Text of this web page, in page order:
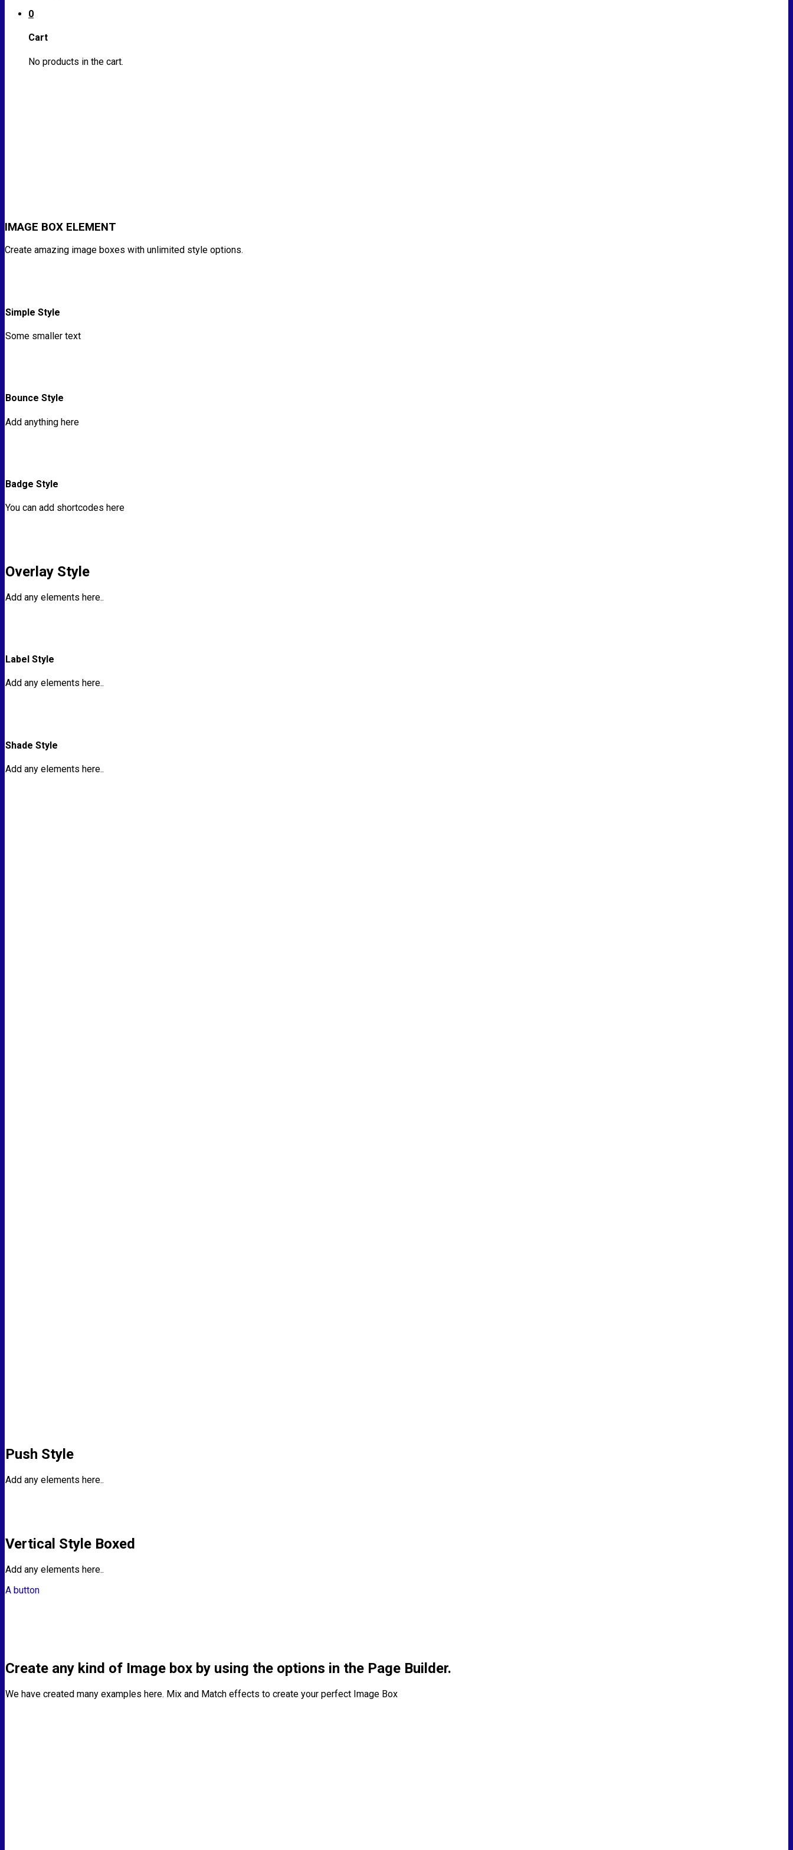
0
Cart
No products in the cart.
IMAGE BOX ELEMENT
Create amazing image boxes with unlimited style options.
Simple Style
Some smaller text
Bounce Style
Add anything here
Badge Style
You can add shortcodes here
Overlay Style
Add any elements here..
Label Style
Add any elements here..
Shade Style
Add any elements here..
Push Style
Add any elements here..
Vertical Style Boxed
Add any elements here..
A button
Create any kind of Image box by using the options in the Page Builder.
We have created many examples here. Mix and Match effects to create your perfect Image Box